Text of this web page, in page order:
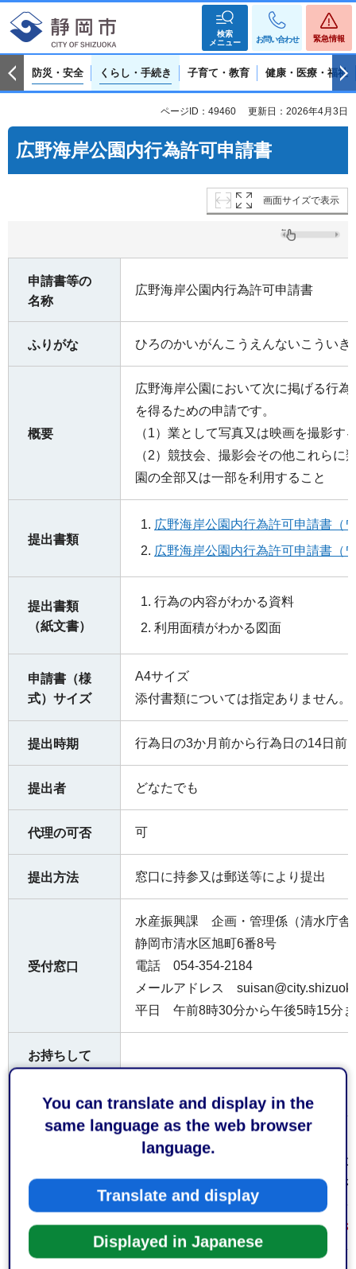
You can translate and display in the
same language as the web browser
language.
Translate and display
Displayed in Japanese
検索
メニュー
お問い合わせ 緊急情報
防災・安全 くらし・手続き 子育て・教育 健康・医療・福祉
ページID：49460 更新日：2026年4月3日
広野海岸公園内行為許可申請書
画面サイズで表示
申請書等の
名称
広野海岸公園内行為許可申請書
ふりがな ひろのかいがんこうえんないこういき
概要
広野海岸公園において次に掲げる行
を得るための申請です。
（1）業として写真又は映画を撮影す
（2）競技会、撮影会その他これらに
園の全部又は一部を利用すること
提出書類
広野海岸公園内行為許可申請書（
広野海岸公園内行為許可申請書（
提出書類
（紙文書）
行為の内容がわかる資料
利用面積がわかる図面
申請書（様
式）サイズ
A4サイズ
添付書類については指定ありません。
提出時期 行為日の3か月前から行為日の14日前
提出者 どなたでも
代理の可否 可
提出方法 窓口に持参又は郵送等により提出
受付窓口
水産振興課 企画・管理係（清水庁舎
静岡市清水区旭町6番8号
電話 054-354-2184
メールアドレス
平日 午前8時30分から午後5時15分
お持ちして
なし
申請は無料です。
ただし、行為の内容及び利用面積に
使用料についてはお問い合わせくださ
注意事項 事前に電話又はメールでご相談くださ